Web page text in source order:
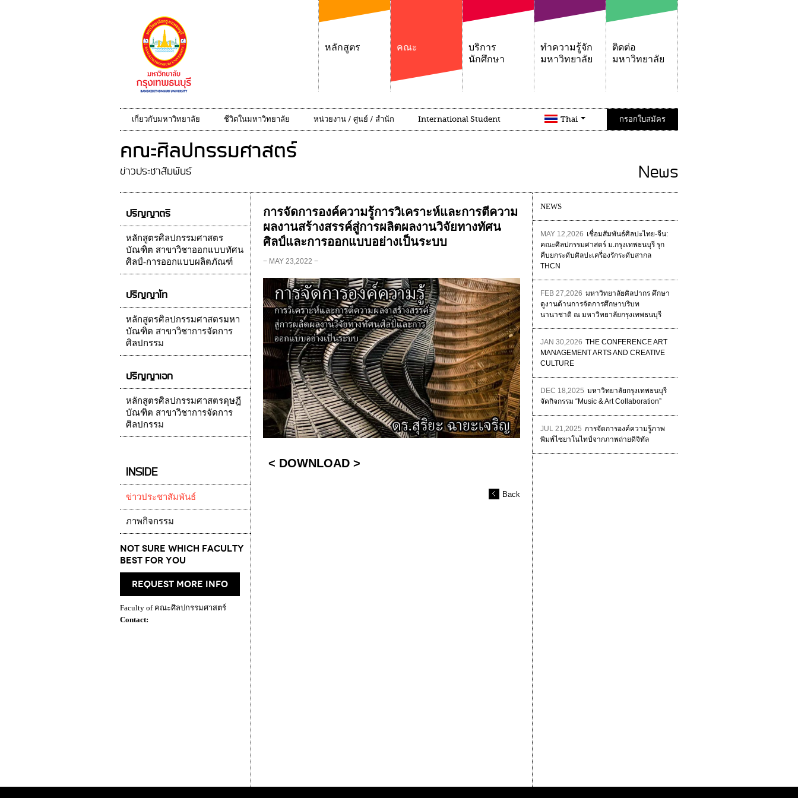
หลักสูตร คณะ
บริการ
นักศึกษา
ทำความรู้จัก
มหาวิทยาลัย
ติดต่อ
มหาวิทยาลัย
เกี่ยวกับมหาวิทยาลัย ชีวิตในมหาวิทยาลัย หน่วยงาน / ศูนย์ / สำนัก International Student Thai กรอกใบสมัคร
คณะศิลปกรรมศาสตร์
ข่าวประชาสัมพันธ์ News
การจัดการองค์ความรู้การวิเคราะห์และการตีความ
ผลงานสร้างสรรค์สู่การผลิตผลงานวิจัยทางทัศน
ศิลป์และการออกแบบอย่างเป็นระบบ
− MAY 23,2022 −
< DOWNLOAD >
Back
NEWS
MAY 12,2026 เชื่อมสัมพันธ์ศิลปะไทย-จีน:
คณะศิลปกรรมศาสตร์ ม.กรุงเทพธนบุรี รุก
คืบยกระดับศิลปะเครื่องรักระดับสากล
THCN
FEB 27,2026 มหาวิทยาลัยศิลปากร ศึกษา
ดูงานด้านการจัดการศึกษาบริบท
นานาชาติ ณ มหาวิทยาลัยกรุงเทพธนบุรี
JAN 30,2026 THE CONFERENCE ART
MANAGEMENT ARTS AND CREATIVE
CULTURE
DEC 18,2025 มหาวิทยาลัยกรุงเทพธนบุรี
จัดกิจกรรม “Music & Art Collaboration”
JUL 21,2025 การจัดการองค์ความรู้ภาพ
พิมพ์ไซยาโนไทป์จากภาพถ่ายดิจิทัล
ปริญญาตรี
หลักสูตรศิลปกรรมศาสตร
บัณฑิต สาขาวิชาออกแบบทัศน
ศิลป์-การออกแบบผลิตภัณฑ์
ปริญญาโท
หลักสูตรศิลปกรรมศาสตรมหา
บัณฑิต สาขาวิชาการจัดการ
ศิลปกรรม
ปริญญาเอก
หลักสูตรศิลปกรรมศาสตรดุษฎี
บัณฑิต สาขาวิชาการจัดการ
ศิลปกรรม
INSIDE
ข่าวประชาสัมพันธ์
ภาพกิจกรรม
Not Sure which Faculty
best for you
request more info
Faculty of คณะศิลปกรรมศาสตร์
Contact: